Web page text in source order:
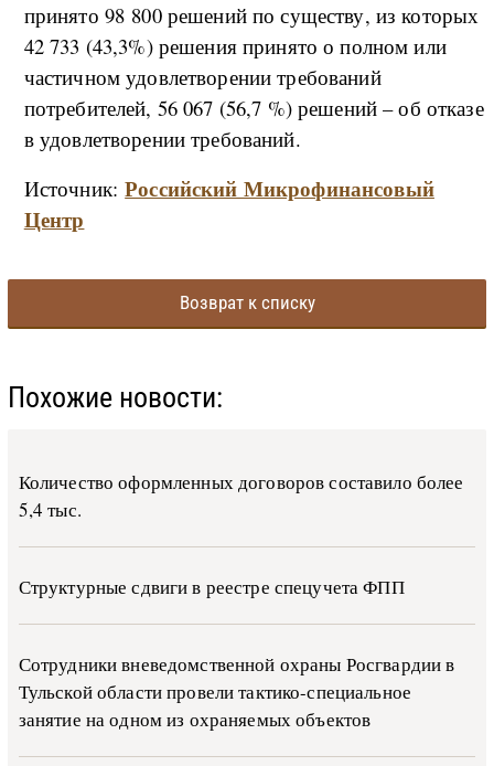
принято 98 800 решений по существу, из которых
42 733 (43,3%) решения принято о полном или
частичном удовлетворении требований
потребителей, 56 067 (56,7 %) решений – об отказе
в удовлетворении требований.
Источник:Российский Микрофинансовый
Центр
Возврат к списку
Похожие новости:
Количество оформленных договоров составило более
5,4 тыс.
Структурные сдвиги в реестре спецучета ФПП
Сотрудники вневедомственной охраны Росгвардии в
Тульской области провели тактико-специальное
занятие на одном из охраняемых объектов